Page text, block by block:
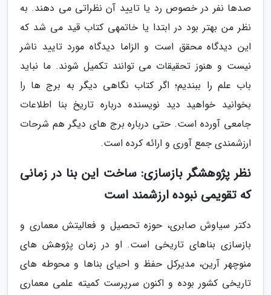
صدها نفر در خصوص رد یا تایید آن نظراتی می دهند. به
نظر من بهتر بود در ابتدا یا خاتمهی کتاب قید می شد که
این دیدگاه محقق است و الزاما دیدگاه مورد تایید ناشر
نیست و هنوز تحقیقات می توانند تکمیل شوند. ما نباید
باب علم را ببندیم؛ اگر کتاب نگاهی دیگر به برج ها را
بخوانید خواهید دید نویسنده درباره تاریخ بنا اطلاعات
جامعی آورده است. حتی درباره برج های دیگر هم شرحات
ارزشمندی جمع آوری و ارائه کرده است.
نظر پژوهشگر بازسازی: ساخت این بنا در زمانی
که تقویمی نبوده ارزشمند است
دکتر سیاوش صابری، حوزه تحصیل و فعالیتش معماری و
بازسازی بناهای تاریخی است. او در زمان پژوهش های
منوچهر آرین، مدیرکل حفظ و احیای بناها و محوطه های
تاریخی کشور بوده و اکنون سرپرست کمیته علمی معماری